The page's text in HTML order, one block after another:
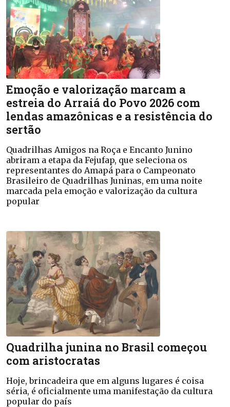
Emoção e valorização marcam a
estreia do Arraiá do Povo 2026 com
lendas amazônicas e a resistência do
sertão
Quadrilhas Amigos na Roça e Encanto Junino
abriram a etapa da Fejufap, que seleciona os
representantes do Amapá para o Campeonato
Brasileiro de Quadrilhas Juninas, em uma noite
marcada pela emoção e valorização da cultura
popular
Quadrilha junina no Brasil começou
com aristocratas
Hoje, brincadeira que em alguns lugares é coisa
séria, é oficialmente uma manifestação da cultura
popular do país